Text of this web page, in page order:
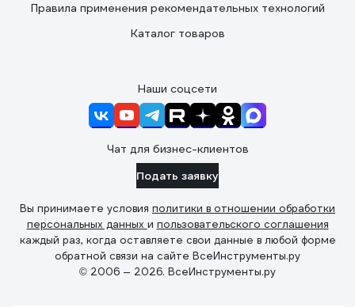
Правила применения рекомендательных технологий
Каталог товаров
Наши соцсети
Чат для бизнес-клиентов
Подать заявку
Вы принимаете условия политики в отношении обработки
персональных данных и пользовательского соглашения
каждый раз, когда оставляете свои данные в любой форме
обратной связи на сайте ВсеИнструменты.ру
© 2006 — 2026. ВсеИнструменты.ру